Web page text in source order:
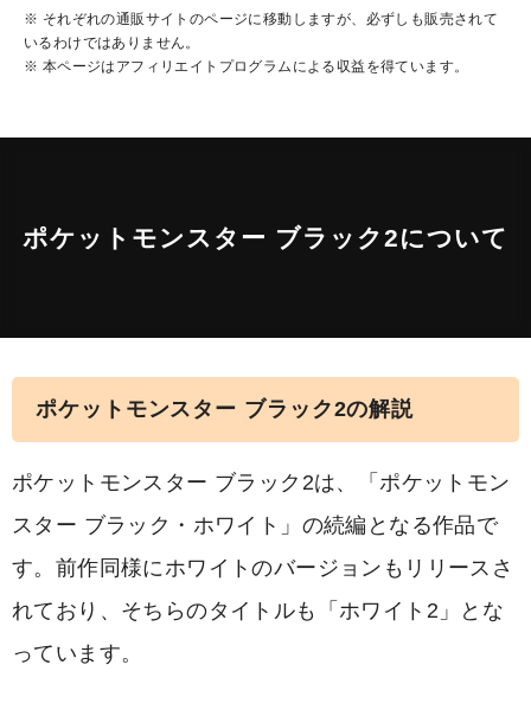
※ それぞれの通販サイトのページに移動しますが、必ずしも販売されて
いるわけではありません。
※ 本ページはアフィリエイトプログラムによる収益を得ています。
ポケットモンスター ブラック2について
ポケットモンスター ブラック2の解説
ポケットモンスター ブラック2は、「ポケットモン
スター ブラック・ホワイト」の続編となる作品で
す。前作同様にホワイトのバージョンもリリースさ
れており、そちらのタイトルも「ホワイト2」とな
っています。